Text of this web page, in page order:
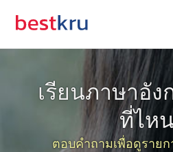
เรียนภาษาอัง
ที่ไห
ตอบคำถามเพื่อดูราย